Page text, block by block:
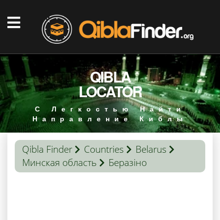
QIBLA
LOCATOR
С Легкостью Найти
Направление Киблы
Qibla Finder Countries
Belarus
Минская область
Беразіно